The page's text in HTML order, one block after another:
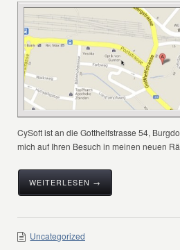
CySoft ist an die Gotthelfstrasse 54,
mich auf Ihren Besuch in meinen neuen
WEITERLESEN →
Uncategorized